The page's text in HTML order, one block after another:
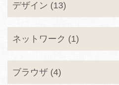
デザイン (13)
ネットワーク (1)
ブラウザ (4)